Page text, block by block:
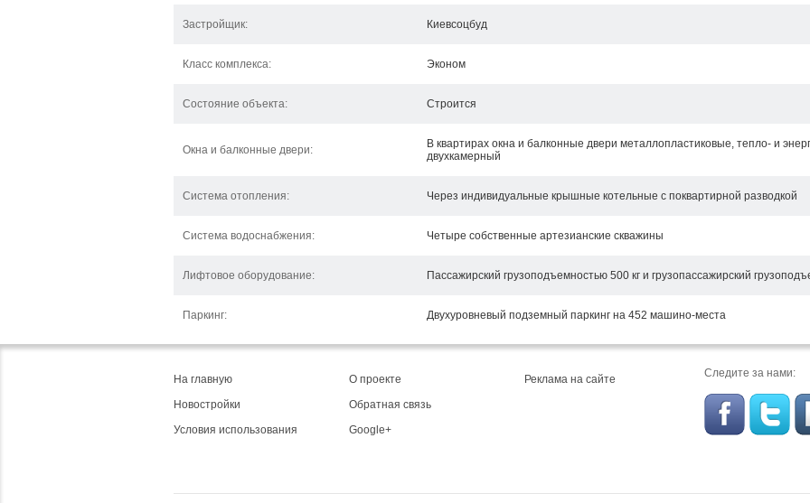
Застройщик: Киевсоцбуд
Класс комплекса: Эконом
Состояние объекта: Строится
Окна и балконные двери:
В квартирах окна и балконные двери металлопластиковые, тепло- и
двухкамерный
Система отопления: Через индивидуальные крышные котельные с поквартирной разводкой
Система водоснабжения: Четыре собственные артезианские скважины
Лифтовое оборудование: Пассажирский грузоподъемностью 500 кг и грузопассажирский
Паркинг: Двухуровневый подземный паркинг на 452 машино-места
На главную
Новостройки
Условия использования
О проекте
Обратная связь
Google+
Реклама на сайте Следите за нами: